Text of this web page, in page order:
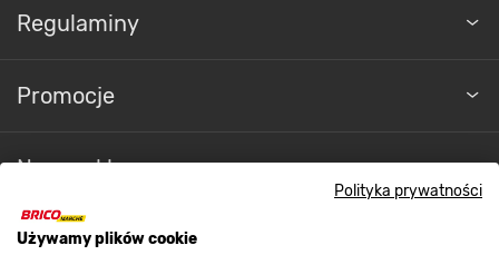
Polityka prywatności
Używamy plików cookie
Regulaminy
Promocje
Nasze sklepy
O nas